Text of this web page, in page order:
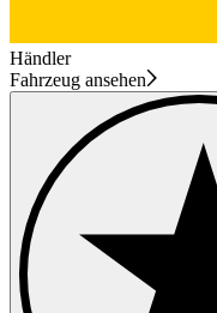
Händler
Fahrzeug ansehen